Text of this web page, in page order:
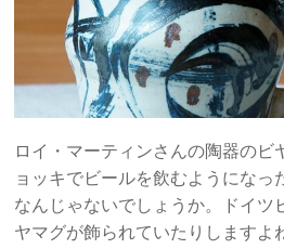
ロイ・マーティンさんの陶器のビ
ョッキでビールを飲むようになっ
なんじゃないでしょうか。ドイツ
ヤマグが飾られていたりしますよ